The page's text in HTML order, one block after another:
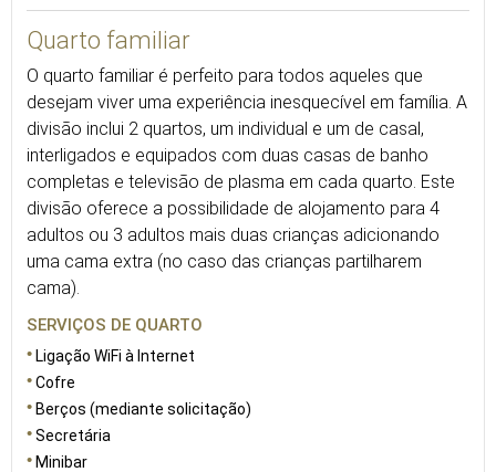
Quarto familiar
O quarto familiar é perfeito para todos aqueles que
desejam viver uma experiência inesquecível em família. A
divisão inclui 2 quartos, um individual e um de casal,
interligados e equipados com duas casas de banho
completas e televisão de plasma em cada quarto. Este
divisão oferece a possibilidade de alojamento para 4
adultos ou 3 adultos mais duas crianças adicionando
uma cama extra (no caso das crianças partilharem
cama).
SERVIÇOS DE QUARTO
Ligação WiFi à Internet
Cofre
Berços (mediante solicitação)
Secretária
Minibar